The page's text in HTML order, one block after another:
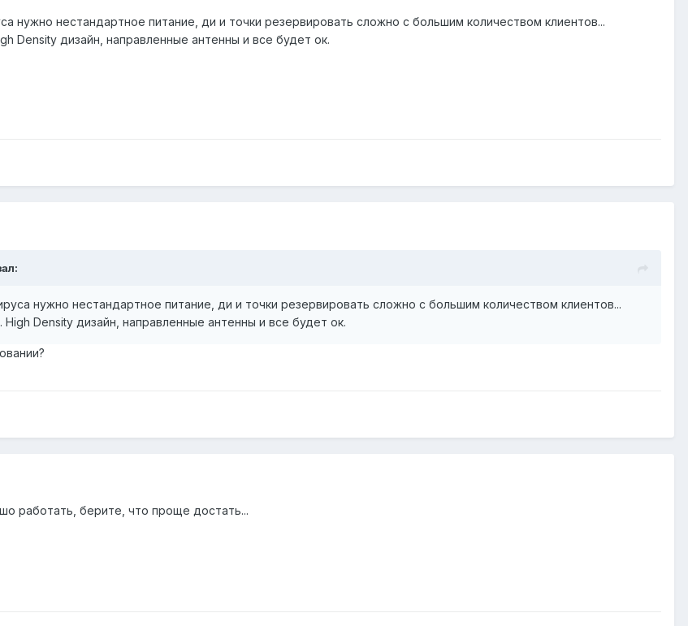
нужно нестандартное питание, ди и точки резервировать сложно с большим количеством клиентов...
Density дизайн, направленные антенны и все будет ок.
нужно нестандартное питание, ди и точки резервировать сложно с большим количеством клиентов...
High Density дизайн, направленные антенны и все будет ок.
работать, берите, что проще достать...